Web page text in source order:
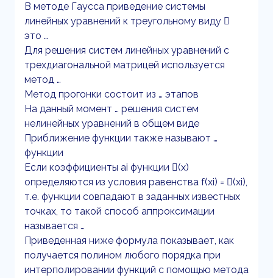
В методе Гаусса приведение системы
линейных уравнений к треугольному виду 
это …
Для решения систем линейных уравнений с
трехдиагональной матрицей используется
метод …
Метод прогонки состоит из … этапов
На данный момент … решения систем
нелинейных уравнений в общем виде
Приближение функции также называют …
функции
Если коэффициенты ai функции (x)
определяются из условия равенства f(xi) = (xi),
т.е. функции совпадают в заданных известных
точках, то такой способ аппроксимации
называется …
Приведенная ниже формула показывает, как
получается полином любого порядка при
интерполировании функций с помощью метода